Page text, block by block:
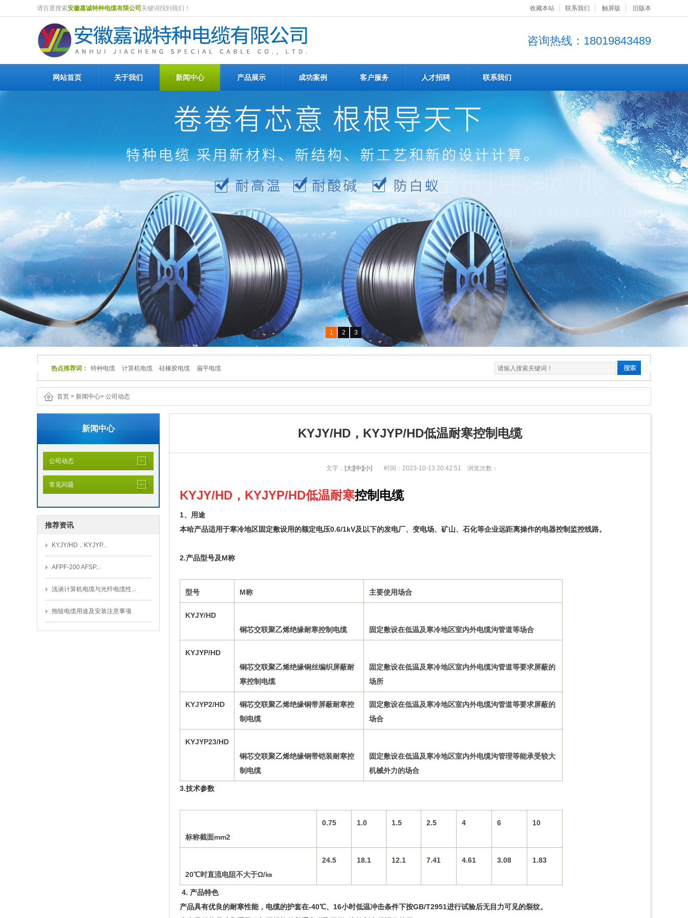
请百度搜索安徽嘉诚特种电缆有限公司 关键词找到我们！ 收藏本站 联系我们 触屏版 旧版本
咨询热线：18019843489
网站首页 关于我们 新闻中心 产品展示 成功案例 客户服务 人才招聘 联系我们
1 2 3
热点推荐词： 特种电缆 计算机电缆 硅橡胶电缆 扁平电缆
首页 > 新闻中心> 公司动态
新闻中心
公司动态
常见问题
推荐资讯
KYJY/HD，KYJYP...
AFPF-200 AFSP...
浅谈计算机电缆与光纤电缆性...
拖链电缆用途及安装注意事项
KYJY/HD，KYJYP/HD低温耐寒控制电缆
文字： [大] [中] [小] 时间：2023-10-13 20:42:51 浏览次数：
KYJY/HD，KYJYP/HD低温耐寒控制电缆
1、用途
本哈产品适用于寒冷地区固定敷设用的额定电压0.6/1kV及以下的发电厂、变电场、矿山、石化等企业远距离操作的电器控制监控线路。
2.产品型号及M称
型号 M称 主要使用场合
KYJY/HD
铜芯交联聚乙烯绝缘耐寒控制电缆
固定敷设在低温及寒冷地区室内外电缆沟管道等场合
KYJYP/HD
铜芯交联聚乙烯绝缘铜丝编织屏蔽耐
寒控制电缆
固定敷设在低温及寒冷地区室内外电缆沟管道等要求屏蔽的
场所
KYJYP2/HD
铜芯交联聚乙烯绝缘铜带屏蔽耐寒控
制电缆
固定敷设在低温及寒冷地区室内外电缆沟管道等要求屏蔽的
场合
KYJYP23/HD
铜芯交联聚乙烯绝缘钢带铠装耐寒控
制电缆
固定敷设在低温及寒冷地区室内外电缆沟管理等能承受较大
机械外力的场合
3.技术参数
标称截面mm2
0.75 1.0 1.5 2.5 4 6 10
20℃时直流电阻不大于Ω/㎞
24.5 18.1 12.1 7.41 4.61 3.08 1.83
4. 产品特色
产品具有优良的耐寒性能，电缆的护套在-40℃、16小时低温冲击条件下按GB/T2951进行试验后无目力可见的裂纹。